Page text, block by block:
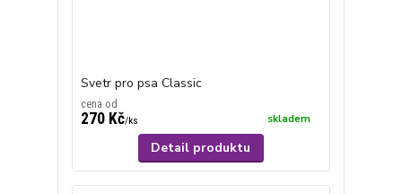
Svetr pro psa Classic
cena od
270 Kč/ks skladem
Detail produktu